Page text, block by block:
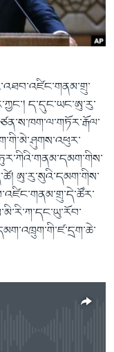
ད་དུང་ཡང་ཨུ་རུ་
ཨུ་རུ་སུའི་དམག་གིས་